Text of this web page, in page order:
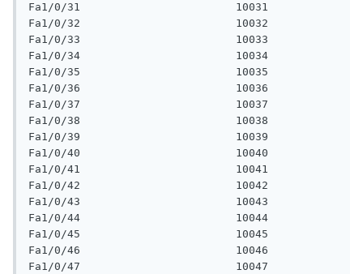
Fa1/0/31                        10031
Fa1/0/32                        10032
Fa1/0/33                        10033
Fa1/0/34                        10034
Fa1/0/35                        10035
Fa1/0/36                        10036
Fa1/0/37                        10037
Fa1/0/38                        10038
Fa1/0/39                        10039
Fa1/0/40                        10040
Fa1/0/41                        10041
Fa1/0/42                        10042
Fa1/0/43                        10043
Fa1/0/44                        10044
Fa1/0/45                        10045
Fa1/0/46                        10046
Fa1/0/47                        10047